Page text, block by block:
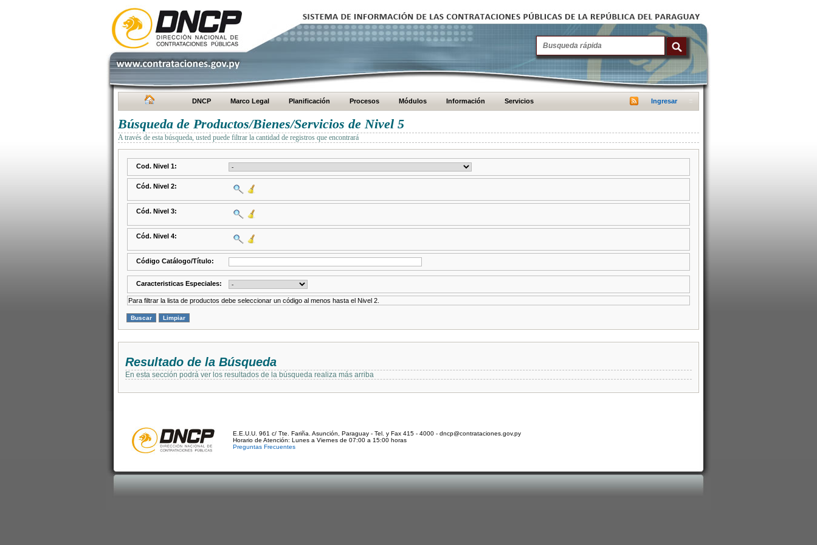
DNCP Marco Legal Planificación Procesos Módulos Información Servicios Ingresar
Búsqueda de Productos/Bienes/Servicios de Nivel 5
A través de esta búsqueda, usted puede filtrar la cantidad de registros que encontrará
Cod. Nivel 1:
Cód. Nivel 2:
Cód. Nivel 3:
Cód. Nivel 4:
Código Catálogo/Título:
Caracteristicas Especiales:
Para filtrar la lista de productos debe seleccionar un código al menos hasta el Nivel 2.
Resultado de la Búsqueda
En esta sección podrá ver los resultados de la búsqueda realiza más arriba
E.E.U.U. 961 c/ Tte. Fariña. Asunción, Paraguay - Tel. y Fax 415 - 4000 - dncp@contrataciones.gov.py
Horario de Atención: Lunes a Viernes de 07:00 a 15:00 horas
Preguntas Frecuentes